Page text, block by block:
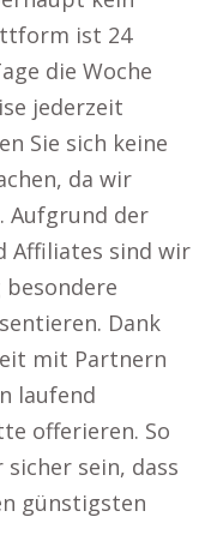
ist 24
die Woche
jederzeit
Sie sich keine
da wir
Aufgrund der
Affiliates sind wir
Dank
mit Partnern
laufend
offerieren. So
sicher sein, dass
günstigsten